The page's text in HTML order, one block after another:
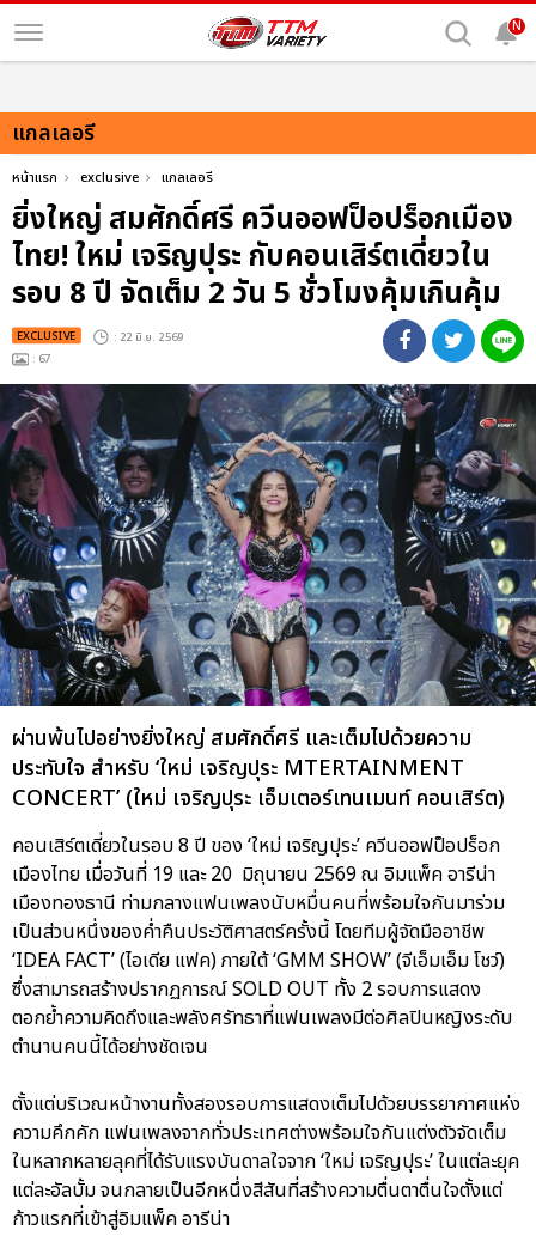
N
แกลเลอรี
หน้าแรก exclusive แกลเลอรี
ยิ่งใหญ่ สมศักดิ์ศรี ควีนออฟป็อปร็อกเมือง
ไทย! ใหม่ เจริญปุระ กับคอนเสิร์ตเดี่ยวใน
รอบ 8 ปี จัดเต็ม 2 วัน 5 ชั่วโมงคุ้มเกินคุ้ม
EXCLUSIVE : 22 มิ.ย. 2569
: 67
ผ่านพ้นไปอย่างยิ่งใหญ่ สมศักดิ์ศรี และเต็มไปด้วยความ
ประทับใจ สำหรับ ‘ใหม่ เจริญปุระ MTERTAINMENT
CONCERT’ (ใหม่ เจริญปุระ เอ็มเตอร์เทนเมนท์ คอนเสิร์ต)
คอนเสิร์ตเดี่ยวในรอบ 8 ปี ของ ‘ใหม่ เจริญปุระ’ ควีนออฟป็อปร็อก
เมืองไทย เมื่อวันที่ 19 และ 20 มิถุนายน 2569 ณ อิมแพ็ค อารีน่า
เมืองทองธานี ท่ามกลางแฟนเพลงนับหมื่นคนที่พร้อมใจกันมาร่วม
เป็นส่วนหนึ่งของค่ำคืนประวัติศาสตร์ครั้งนี้ โดยทีมผู้จัดมืออาชีพ
‘IDEA FACT’ (ไอเดีย แฟค) ภายใต้ ‘GMM SHOW’ (จีเอ็มเอ็ม โชว์)
ซึ่งสามารถสร้างปรากฏการณ์ SOLD OUT ทั้ง 2 รอบการแสดง
ตอกย้ำความคิดถึงและพลังศรัทธาที่แฟนเพลงมีต่อศิลปินหญิงระดับ
ตำนานคนนี้ได้อย่างชัดเจน
ตั้งแต่บริเวณหน้างานทั้งสองรอบการแสดงเต็มไปด้วยบรรยากาศแห่ง
ความคึกคัก แฟนเพลงจากทั่วประเทศต่างพร้อมใจกันแต่งตัวจัดเต็ม
ในหลากหลายลุคที่ได้รับแรงบันดาลใจจาก ‘ใหม่ เจริญปุระ’ ในแต่ละยุค
แต่ละอัลบั้ม จนกลายเป็นอีกหนึ่งสีสันที่สร้างความตื่นตาตื่นใจตั้งแต่
ก้าวแรกที่เข้าสู่อิมแพ็ค อารีน่า